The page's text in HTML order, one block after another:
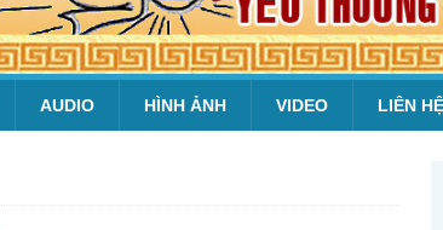
AUDIO HÌNH ẢNH VIDEO LIÊN HỆ